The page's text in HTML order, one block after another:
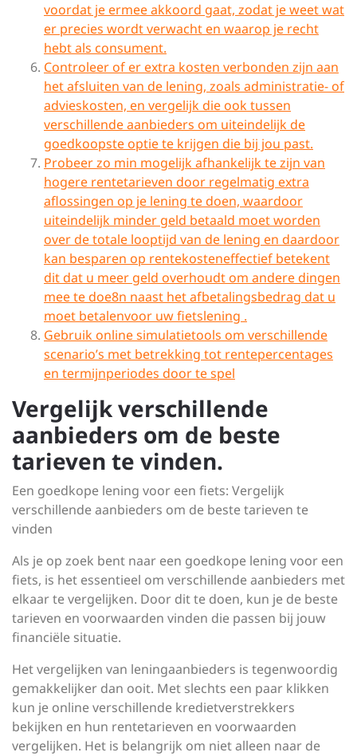
voordat je ermee akkoord gaat, zodat je weet wat
er precies wordt verwacht en waarop je recht
hebt als consument.
Controleer of er extra kosten verbonden zijn aan
het afsluiten van de lening, zoals administratie- of
advieskosten, en vergelijk die ook tussen
verschillende aanbieders om uiteindelijk de
goedkoopste optie te krijgen die bij jou past.
Probeer zo min mogelijk afhankelijk te zijn van
hogere rentetarieven door regelmatig extra
aflossingen op je lening te doen, waardoor
uiteindelijk minder geld betaald moet worden
over de totale looptijd van de lening en daardoor
kan besparen op rentekosteneffectief betekent
dit dat u meer geld overhoudt om andere dingen
mee te doe8n naast het afbetalingsbedrag dat u
moet betalenvoor uw fietslening .
Gebruik online simulatietools om verschillende
scenario’s met betrekking tot rentepercentages
en termijnperiodes door te spel
Vergelijk verschillende
aanbieders om de beste
tarieven te vinden.
Een goedkope lening voor een fiets: Vergelijk
verschillende aanbieders om de beste tarieven te
vinden
Als je op zoek bent naar een goedkope lening voor een
fiets, is het essentieel om verschillende aanbieders met
elkaar te vergelijken. Door dit te doen, kun je de beste
tarieven en voorwaarden vinden die passen bij jouw
financiële situatie.
Het vergelijken van leningaanbieders is tegenwoordig
gemakkelijker dan ooit. Met slechts een paar klikken
kun je online verschillende kredietverstrekkers
bekijken en hun rentetarieven en voorwaarden
vergelijken. Het is belangrijk om niet alleen naar de